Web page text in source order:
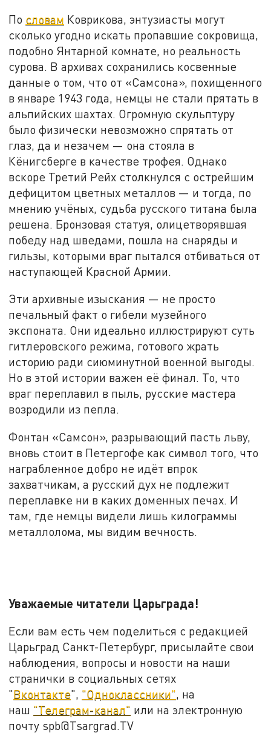
По словам Коврикова, энтузиасты могут
сколько угодно искать пропавшие сокровища,
подобно Янтарной комнате, но реальность
сурова. В архивах сохранились косвенные
данные о том, что от «Самсона», похищенного
в январе 1943 года, немцы не стали прятать в
альпийских шахтах. Огромную скульптуру
было физически невозможно спрятать от
глаз, да и незачем — она стояла в
Кёнигсберге в качестве трофея. Однако
вскоре Третий Рейх столкнулся с острейшим
дефицитом цветных металлов — и тогда, по
мнению учёных, судьба русского титана была
решена. Бронзовая статуя, олицетворявшая
победу над шведами, пошла на снаряды и
гильзы, которыми враг пытался отбиваться от
наступающей Красной Армии.
Эти архивные изыскания — не просто
печальный факт о гибели музейного
экспоната. Они идеально иллюстрируют суть
гитлеровского режима, готового жрать
историю ради сиюминутной военной выгоды.
Но в этой истории важен её финал. То, что
враг переплавил в пыль, русские мастера
возродили из пепла.
Фонтан «Самсон», разрывающий пасть льву,
вновь стоит в Петергофе как символ того, что
награбленное добро не идёт впрок
захватчикам, а русский дух не подлежит
переплавке ни в каких доменных печах. И
там, где немцы видели лишь килограммы
металлолома, мы видим вечность.
Уважаемые читатели Царьграда!
Если вам есть чем поделиться с редакцией
Царьград Санкт-Петербург, присылайте свои
наблюдения, вопросы и новости на наши
странички в социальных сетях
"Вконтакте", "Одноклассники", на
наш "Телеграм-канал" или на электронную
почту spb@Tsargrad.TV